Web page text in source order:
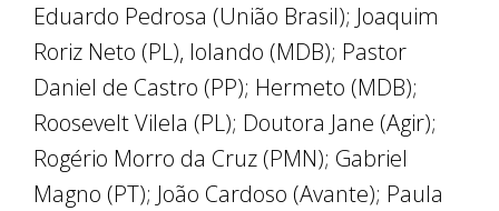
Eduardo Pedrosa (União Brasil); Joaquim
Roriz Neto (PL), Iolando (MDB); Pastor
Daniel de Castro (PP); Hermeto (MDB);
Roosevelt Vilela (PL); Doutora Jane (Agir);
Rogério Morro da Cruz (PMN); Gabriel
Magno (PT); João Cardoso (Avante); Paula